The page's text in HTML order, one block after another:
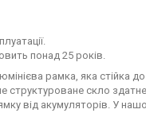
понад 25 років.
рамка, яка
структуроване скло
від акумуляторів. У